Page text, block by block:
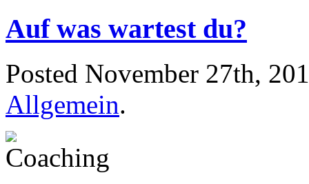
Auf was wartest du?
Posted November 27th,
Allgemein.